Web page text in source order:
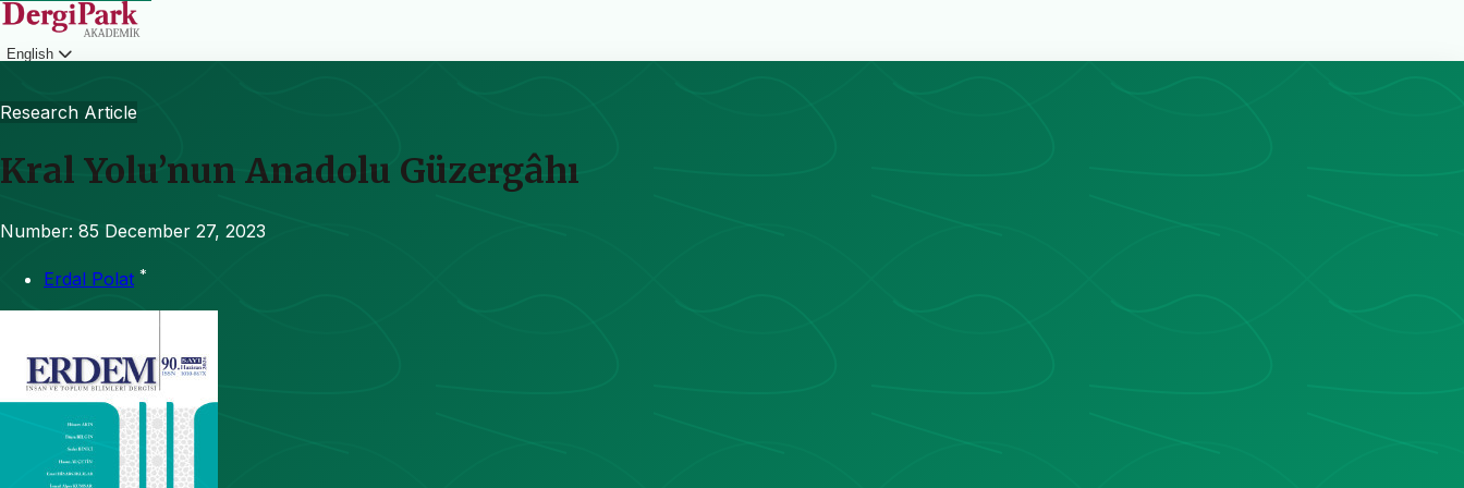
English
Research Article
Kral Yolu’nun Anadolu Güzergâhı
Number: 85 December 27, 2023
Erdal Polat *